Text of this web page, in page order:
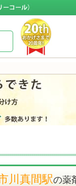
川真間駅の薬